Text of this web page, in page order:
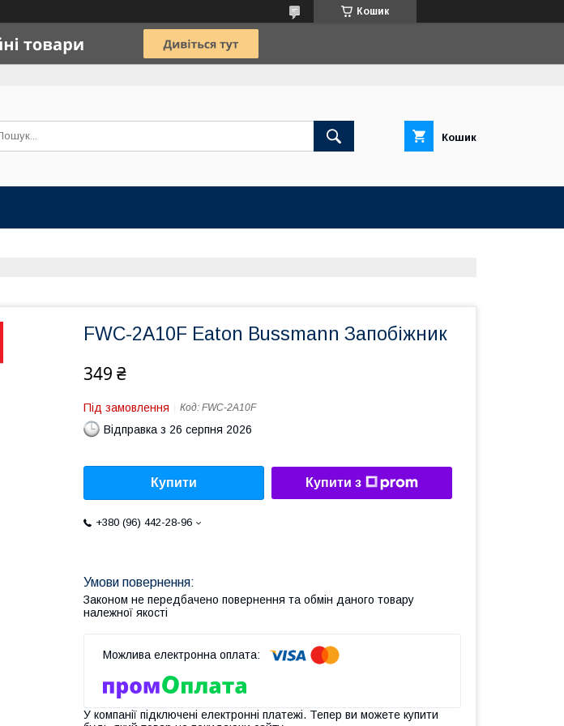
Кошик
Кошик
FWC-2A10F Eaton Bussmann Запобіжник
349 ₴
Під замовлення Код: FWC-2A10F
Відправка з 26 серпня 2026
Купити Купити з
+380 (96) 442-28-96
Законом не передбачено повернення та обмін даного товару
належної якості
У компанії підключені електронні платежі. Тепер ви можете купити